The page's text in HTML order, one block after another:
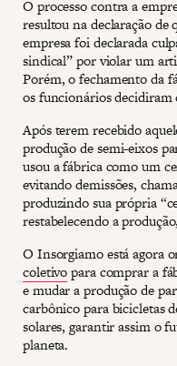
O processo contra a
resultou na declaração de
empresa foi declarada
sindical” por violar um
Porém, o fechamento da
os funcionários decidiram
Após terem recebido
produção de semi-eixos
usou a fábrica como um
evitando demissões,
produzindo sua própria
restabelecendo a
O Insorgiamo está agora
coletivopara comprar a
e mudar a produção de
carbônico para bicicletas
solares, garantir assim o
planeta.